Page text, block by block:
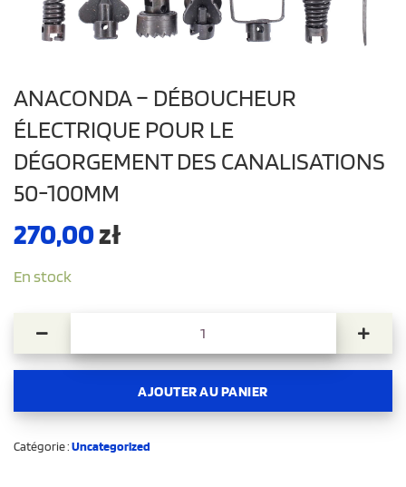
ANACONDA – DÉBOUCHEUR
ÉLECTRIQUE POUR LE
DÉGORGEMENT DES CANALISATIONS
50-100MM
270,00zł
En stock
quantité de Anaconda - déboucheur électrique pour le
AJOUTER AU PANIER
Catégorie :Uncategorized